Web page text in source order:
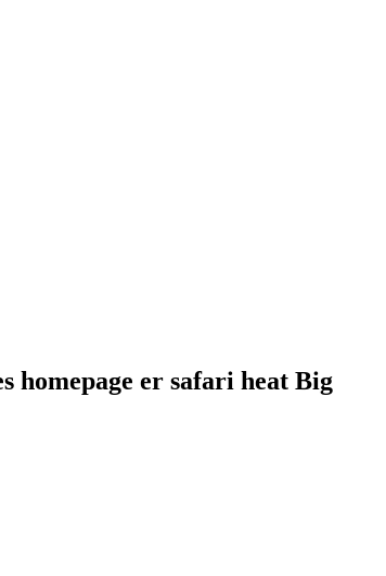
homepage er safari heat Big